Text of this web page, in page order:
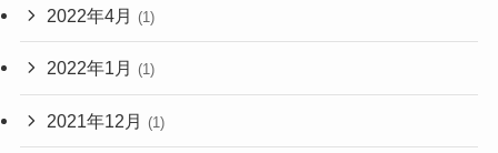
2022年4月 (1)
2022年1月 (1)
2021年12月 (1)